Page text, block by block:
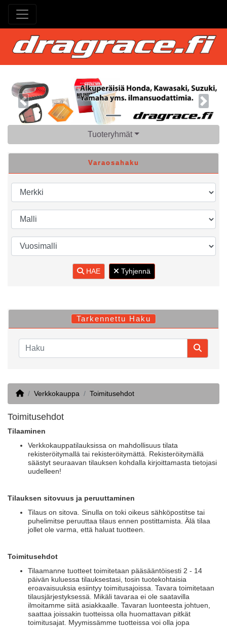
Previous Next
Tuoteryhmät
Varaosahaku
HAE Tyhjennä
Tarkennettu Haku
HomeVerkkokauppa Toimitusehdot
Toimitusehdot
Tilaaminen
Verkkokauppatilauksissa on mahdollisuus tilata
rekisteröitymallä tai rekisteröitymättä. Rekisteröitymällä
säästyt seuraavan tilauksen kohdalla kirjoittamasta tietojasi
uudelleen!
Tilauksen sitovuus ja peruuttaminen
Tilaus on sitova. Sinulla on toki oikeus sähköpostitse tai
puhelimitse peruuttaa tilaus ennen postittamista. Älä tilaa
jollet ole varma, että haluat tuotteen.
Toimitusehdot
Tilaamanne tuotteet toimitetaan pääsääntöisesti 2 - 14
päivän kuluessa tilauksestasi, tosin tuotekohtaisia
eroavaisuuksia esiintyy toimitusajoissa. Tavara toimitetaan
tilausjärjestyksessä. Mikäli tavaraa ei ole saatavilla
ilmoitamme siitä asiakkaalle. Tavaran luonteesta johtuen,
saattaa joissakin tuotteissa olla huomattavan pitkät
toimitusajat. Myymissämme tuotteissa voi olla jopa